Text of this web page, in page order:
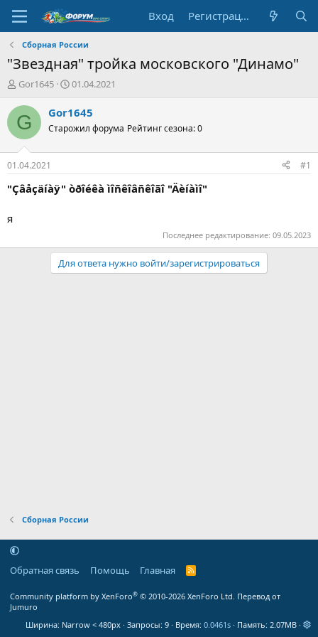
Вход Регистрация
Сборная России
"Звездная" тройка московского "Динамо"
А
т
о
т
е
м
ы
Gor1645
Д
т
н
а
л
01.04.2021
G Gor1645
Старожил форума Рейтинг сезона: 0
01.04.2021 #1
"Çâåçäíàÿ" òðîéêà ìîñêîâñêîãî "Äèíàìî"
я
Последнее редактирование: 09.05.2023
Для ответа нужно войти/зарегистрироваться
Сборная России
Обратная связь Помощь Главная
R
Community platform by XenForo® © 2010-2026 XenForo Ltd. Перевод от
Jumuro
Ширина
Запросы 9 Время 0.0461s Память 2.07MB